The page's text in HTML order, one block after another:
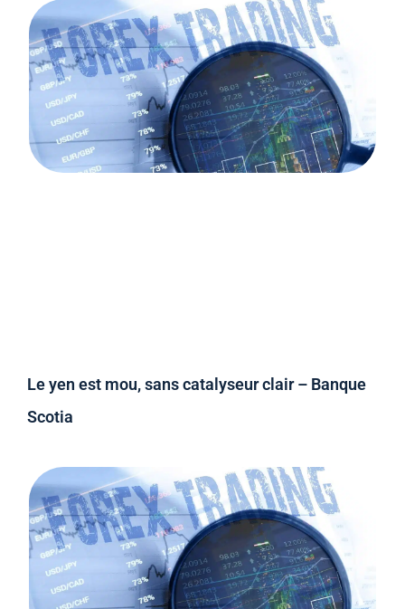
Le yen est mou, sans catalyseur clair – Banque
Scotia